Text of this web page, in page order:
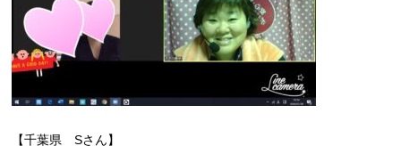
【千葉県 Sさん】